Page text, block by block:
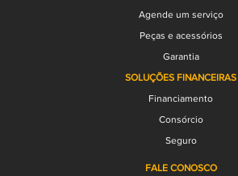
Agende um serviço
Peças e acessórios
Garantia
SOLUÇÕES FINANCEIRAS
Financiamento
Consórcio
Seguro
FALE CONOSCO